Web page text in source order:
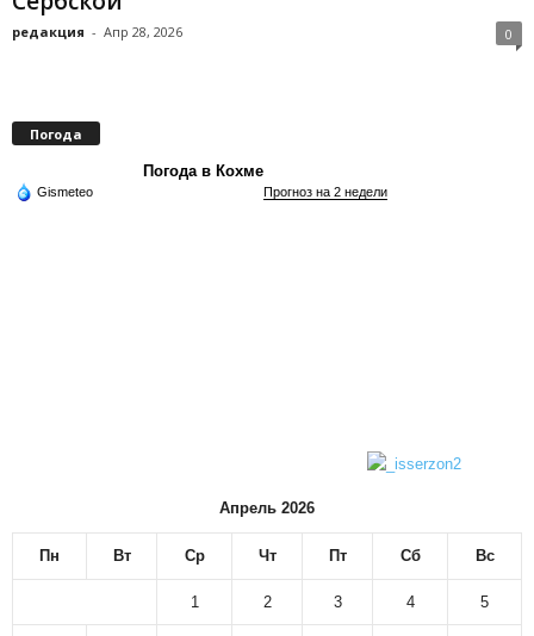
редакция - Апр 28, 2026 0
Погода
Погода в Кохме
Gismeteo Прогноз на 2 недели
Апрель 2026
Пн Вт Ср Чт Пт Сб Вс
1 2 3 4 5